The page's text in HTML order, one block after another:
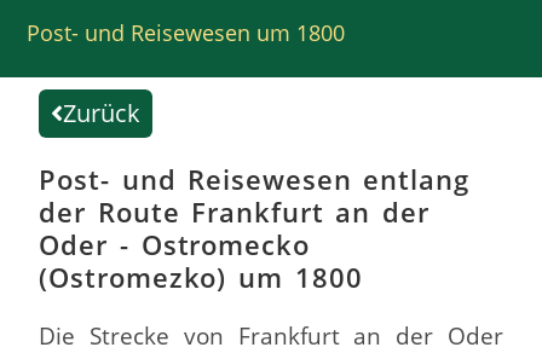
Post- und Reisewesen um 1800
Zurück
Post- und Reisewesen entlang
der Route Frankfurt an der
Oder - Ostromecko
(Ostromezko) um 1800
Die Strecke von Frankfurt an der Oder